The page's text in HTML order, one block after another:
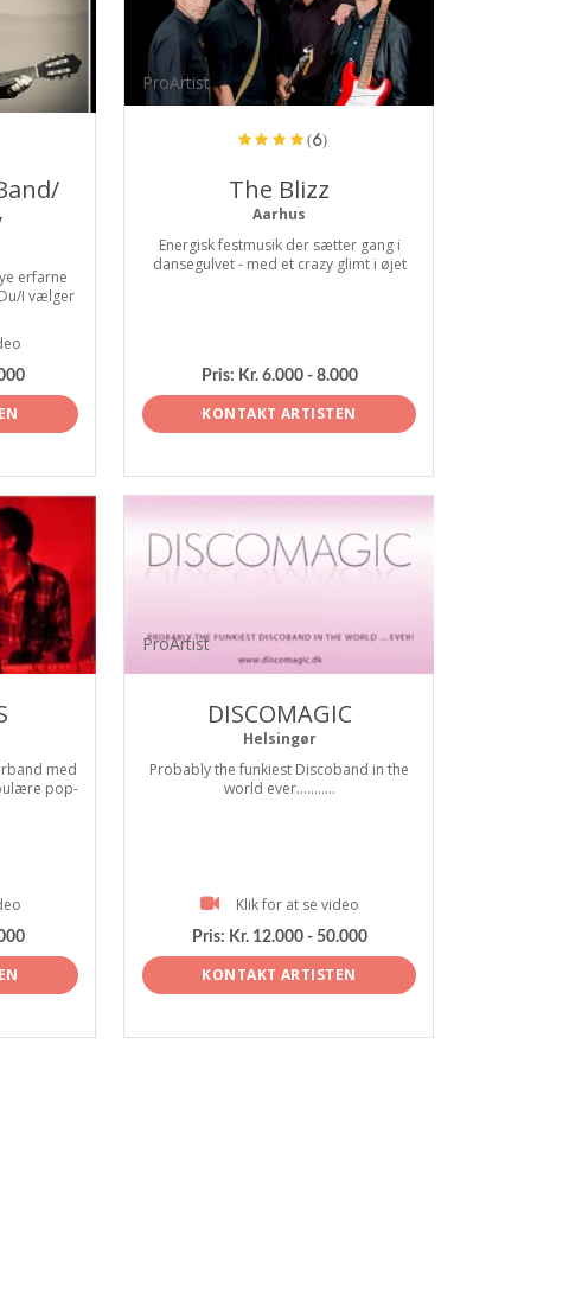
erfarne
I vælger
ProArtist
(6)
The Blizz
Aarhus
Energisk festmusik der sætter gang i
dansegulvet - med et crazy glimt i øjet
Pris: Kr. 6.000 - 8.000
KONTAKT ARTISTEN
med
pop-
ProArtist
DISCOMAGIC
Helsingør
Probably the funkiest Discoband in the
world ever...........
Klik for at se video
Pris: Kr. 12.000 - 50.000
KONTAKT ARTISTEN